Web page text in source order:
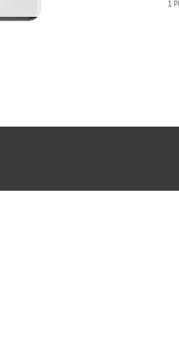
1